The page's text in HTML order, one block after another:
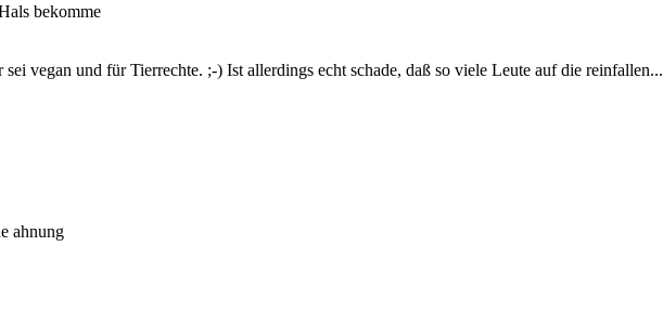
bekomme
vegan und für Tierrechte. ;-) Ist allerdings echt schade, daß so viele Leute auf die reinfallen...
ahnung